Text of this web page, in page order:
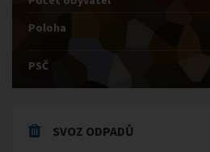
Poloha
PSČ
SVOZ ODPADŮ